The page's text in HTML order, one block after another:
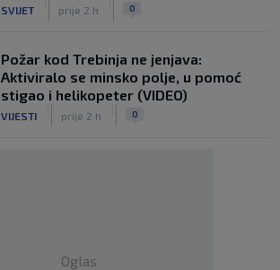
SVIJET prije 2 h 0
Požar kod Trebinja ne jenjava:
Aktiviralo se minsko polje, u pomoć
stigao i helikopeter (VIDEO)
VIJESTI prije 2 h 0
Oglas